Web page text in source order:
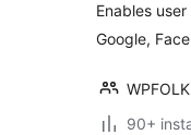
Enables
Google,
WPFOLK
90+